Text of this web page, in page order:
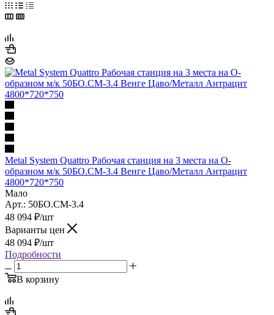
Metal System Quattro Рабочая станция на 3 места на О-
образном м/к 50БО.СМ-3.4 Венге Цаво/Металл Антрацит
4800*720*750
Мало
Арт.: 50БО.СМ-3.4
48 094 ₽/шт
Варианты цен
48 094 ₽/шт
Подробности
В корзину